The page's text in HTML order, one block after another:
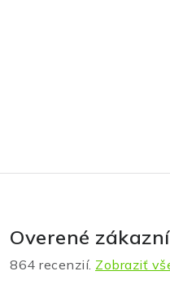
Overené
864 recenzií. Zobraziť